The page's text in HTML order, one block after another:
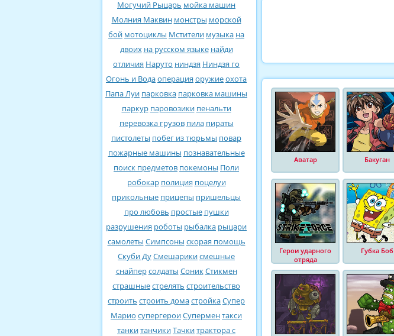
Могучий Рыцарь мойка машин
Молния Маквин монстры морской
бой мотоциклы Мстители музыка на
двоих на русском языке найди
отличия Наруто ниндзя Ниндзя го
Огонь и Водаоперация оружиеохота
Папа Луи парковка парковка машины
паркур паровозики пенальти
перевозка грузов пила пираты
пистолеты побег из тюрьмы повар
пожарные машины познавательные
поиск предметов покемоны Поли
робокар полиция поцелуи
прикольные прицепы пришельцы
про любовь простые пушки
разрушения роботы рыбалка рыцари
самолеты Симпсоны скорая помощь
Скуби ДуСмешарикисмешные
снайперсолдаты СоникСтикмен
страшныестрелять строительство
строить строить домастройкаСупер
Марио супергероиСуперментакси
танкитанчикиТачкитрактора с
Аватар Бакуган
Герои ударного
отряда
Губка Боб